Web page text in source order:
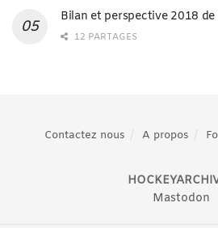
Bilan et perspective 2018
12 PARTAGES
Contactez nous A propos
Mastodon